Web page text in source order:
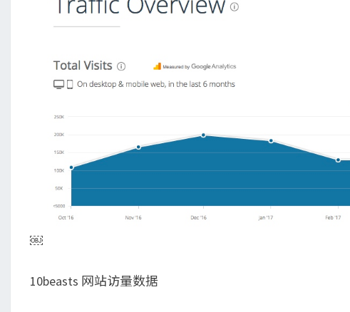
￼
10beasts 网站访量数据